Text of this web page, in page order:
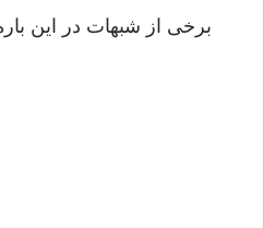
برخی از شبهات در این